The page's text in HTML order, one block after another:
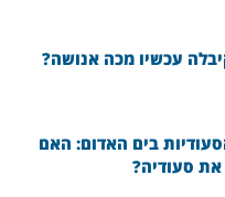
עכשיו מכה אנושה?
בים האדום: האם
את סעודיה?